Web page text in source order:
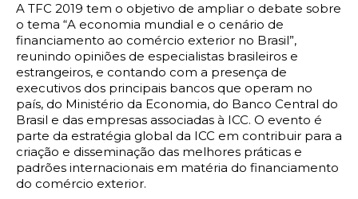
A TFC 2019 tem o objetivo de ampliar o debate sobre
o tema “A economia mundial e o cenário de
financiamento ao comércio exterior no Brasil”,
reunindo opiniões de especialistas brasileiros e
estrangeiros, e contando com a presença de
executivos dos principais bancos que operam no
país, do Ministério da Economia, do Banco Central do
Brasil e das empresas associadas à ICC. O evento é
parte da estratégia global da ICC em contribuir para a
criação e disseminação das melhores práticas e
padrões internacionais em matéria do financiamento
do comércio exterior.